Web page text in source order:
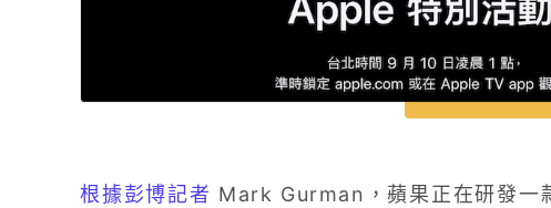
根據彭博記者 Mark Gurman，蘋果正在研發一